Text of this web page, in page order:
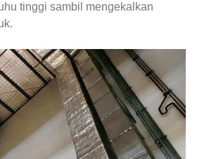
tinggi sambil mengekalkan